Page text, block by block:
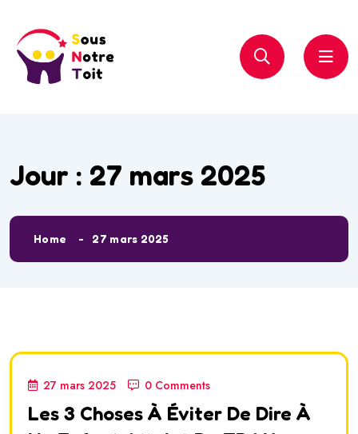
Jour : 27 mars 2025
Home 27 mars 2025
27 mars 2025 0 Comments
Les 3 Choses À Éviter De Dire À